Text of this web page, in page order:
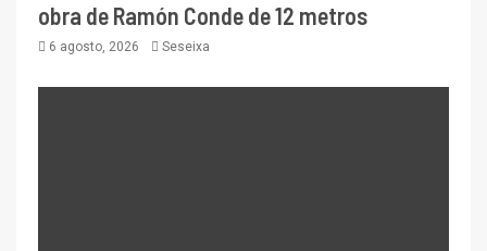
obra de Ramón Conde de 12 metros
6 agosto, 2026 Seseixa